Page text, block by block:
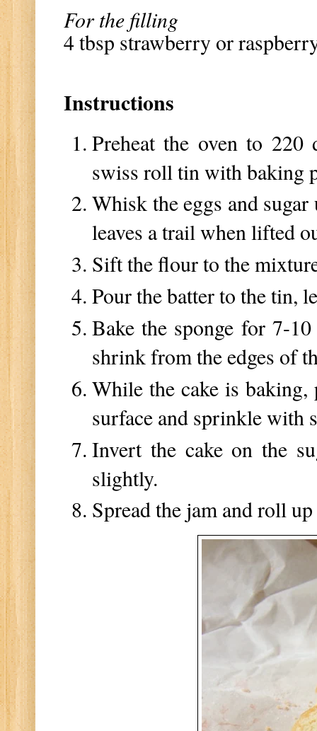
For the filling
4 tbsp strawberry or
Instructions
Preheat the oven to 220
swiss roll tin with baking
Whisk the eggs and
leaves a trail when lifted
Sift the flour to the
Pour the batter to the tin,
Bake the sponge for 7-
shrink from the edges of
While the cake is
surface and sprinkle with
Invert the cake on the
slightly.
Spread the jam and roll